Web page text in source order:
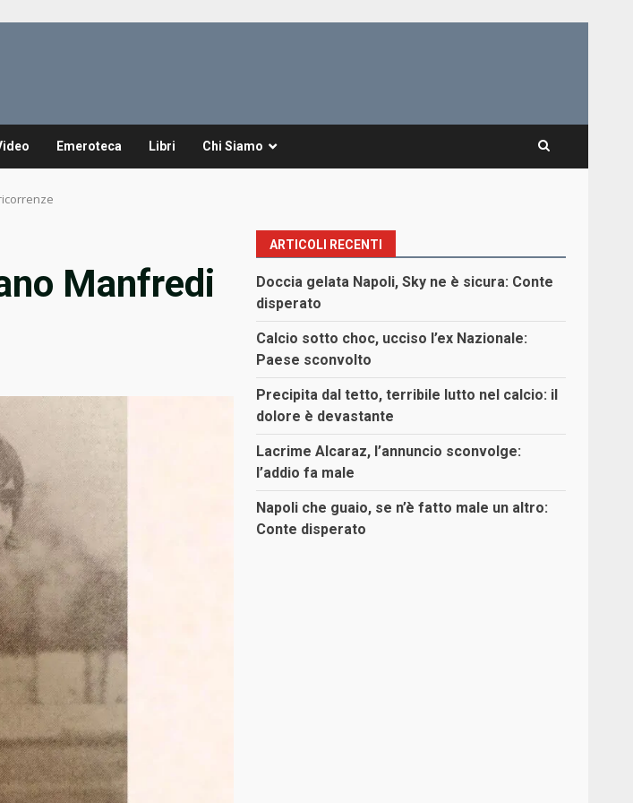
Emeroteca Libri Chi Siamo
Manfredi
ARTICOLI RECENTI
Doccia gelata Napoli, Sky ne è sicura: Conte
disperato
Calcio sotto choc, ucciso l’ex Nazionale:
Paese sconvolto
Precipita dal tetto, terribile lutto nel calcio: il
dolore è devastante
Lacrime Alcaraz, l’annuncio sconvolge:
l’addio fa male
Napoli che guaio, se n’è fatto male un altro:
Conte disperato